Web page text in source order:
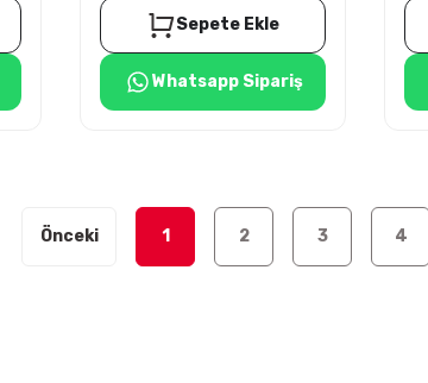
Sepete Ekle
Whatsapp Sipariş
1 2 3 4